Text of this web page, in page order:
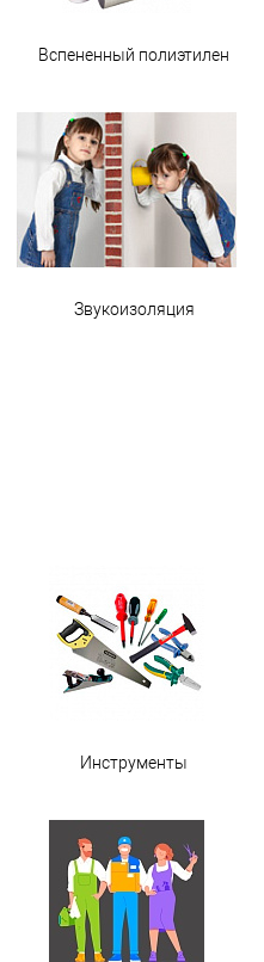
Вспененный полиэтилен
Звукоизоляция
Инструменты